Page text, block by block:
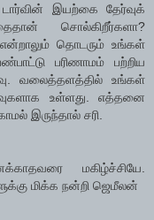
இயற்கை தேர்வுக்
சொல்கிறீர்களா?
என்றாலும் தொடரும் உங்கள்
பரிணாமம் பற்றிய
வலைத்தளத்தில் உங்கள்
உள்ளது. எத்தனை
இருந்தால் சரி.
மகிழ்ச்சியே.
மிக்க நன்றி ஜெமீலன்